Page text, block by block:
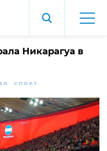
Никарагуа в
СПОРТ